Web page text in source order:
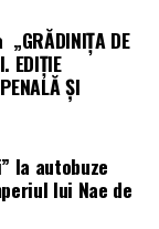
„GRĂDINIȚA DE
EDIȚIE
ȘI
la autobuze
lui Nae de